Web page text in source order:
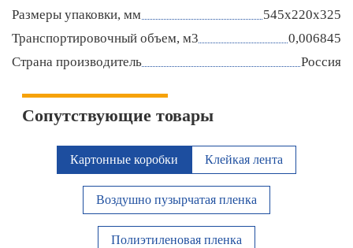
Размеры упаковки, мм
545х220х325
Транспортировочный объем, м3
0,006845
Страна производитель
Россия
Сопутствующие товары
Картонные коробки Клейкая лента
Воздушно пузырчатая пленка
Полиэтиленовая пленка